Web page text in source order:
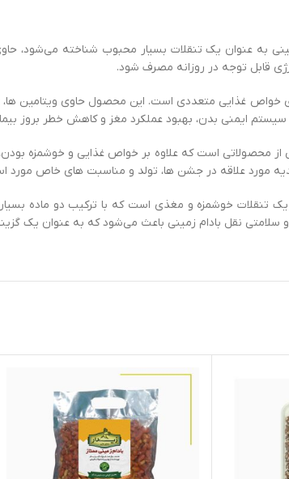
به عنوان یک تنقلات بسیار محبوب شناخته می‌شود،
قابل توجه در روزانه مصرف شود.
خواص غذایی متعددی است. این محصول حاوی
سیستم ایمنی بدن، بهبود عملکرد مغز و کاهش خطر بروز
از محصولاتی است که علاوه بر خواص غذایی و خوشمزه
مورد علاقه در جشن ها، تولد و مناسبت های خاص مورد
یک تنقلات خوشمزه و مغذی است که با ترکیب دو ماده
نقل‌ بادام‌ زمینی باعث می‌شود که به عنوان یک